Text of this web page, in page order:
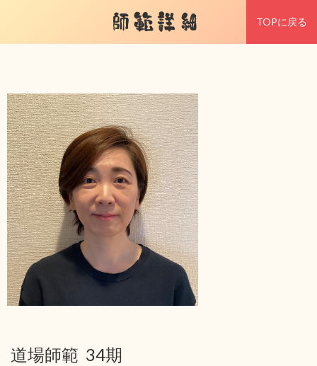
師範詳細 TOPに戻る
道場師範 34期